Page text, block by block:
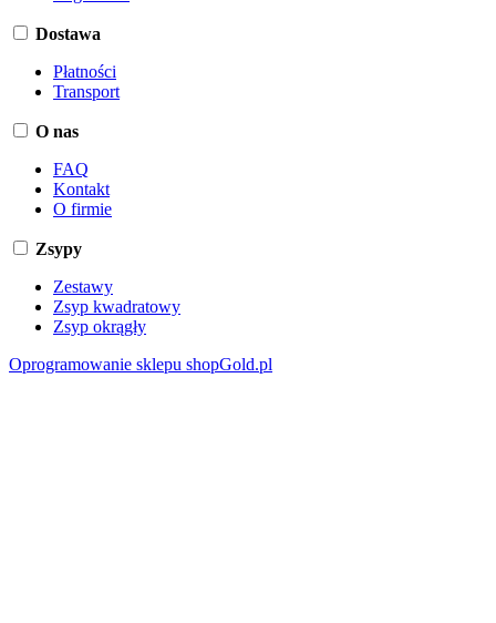
Dostawa
Płatności
Transport
O nas
FAQ
Kontakt
O firmie
Zsypy
Zestawy
Zsyp kwadratowy
Zsyp okrągły
Oprogramowanie sklepu shopGold.pl